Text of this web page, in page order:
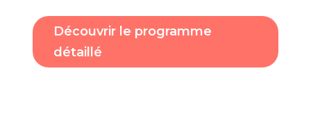
Découvrir le programme
détaillé